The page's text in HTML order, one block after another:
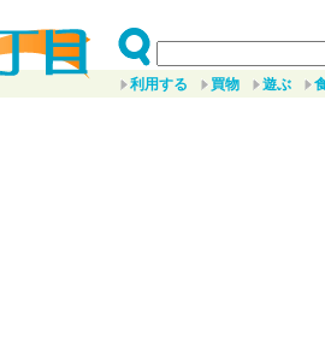
利用する 買物 遊ぶ